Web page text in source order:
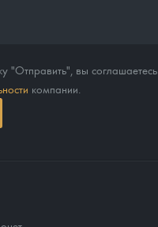
"Отправить", вы соглашаетесь
компании.